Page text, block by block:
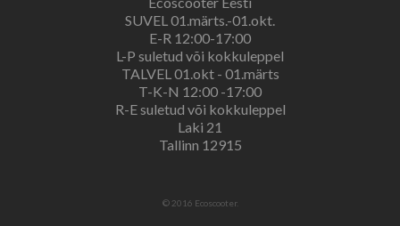
SUVEL 01.märts.-01.okt.
E-R 12:00-17:00
L-P suletud või kokkuleppel
TALVEL 01.okt - 01.märts
T-K-N 12:00 -17:00
R-E suletud või kokkuleppel
Laki 21
Tallinn 12915
© 2016 Ecoscooter.